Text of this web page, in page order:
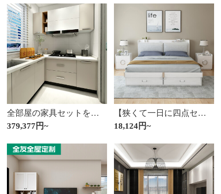
全部屋の家具セットをオーダーメードして、お客様のレストランのサイドキャビネットの木門風呂の内装を注文します。49800セットの値段です。
379,377円~
【狭くて一日に四点セットを送る予定です。】ソフィーロックベッド北欧シンプルダブルベッド高箱結婚ベッドベッドルーム家具ディロシリーズ象牙の白いベッド+ラテックスベッド1.8*2メートル
18,124円~